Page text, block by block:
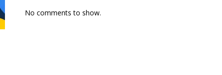
No comments to show.